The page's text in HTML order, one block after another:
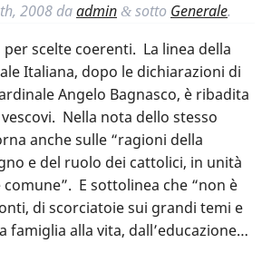
2008 daadmin & sotto Generale.
per scelte coerenti. La linea della
Italiana, dopo le dichiarazioni di
Angelo Bagnasco, è ribadita
Nella nota dello stesso
anche sulle “ragioni della
e del ruolo dei cattolici, in unità
E sottolinea che “non è
di scorciatoie sui grandi temi e
famiglia alla vita, dall’educazione…